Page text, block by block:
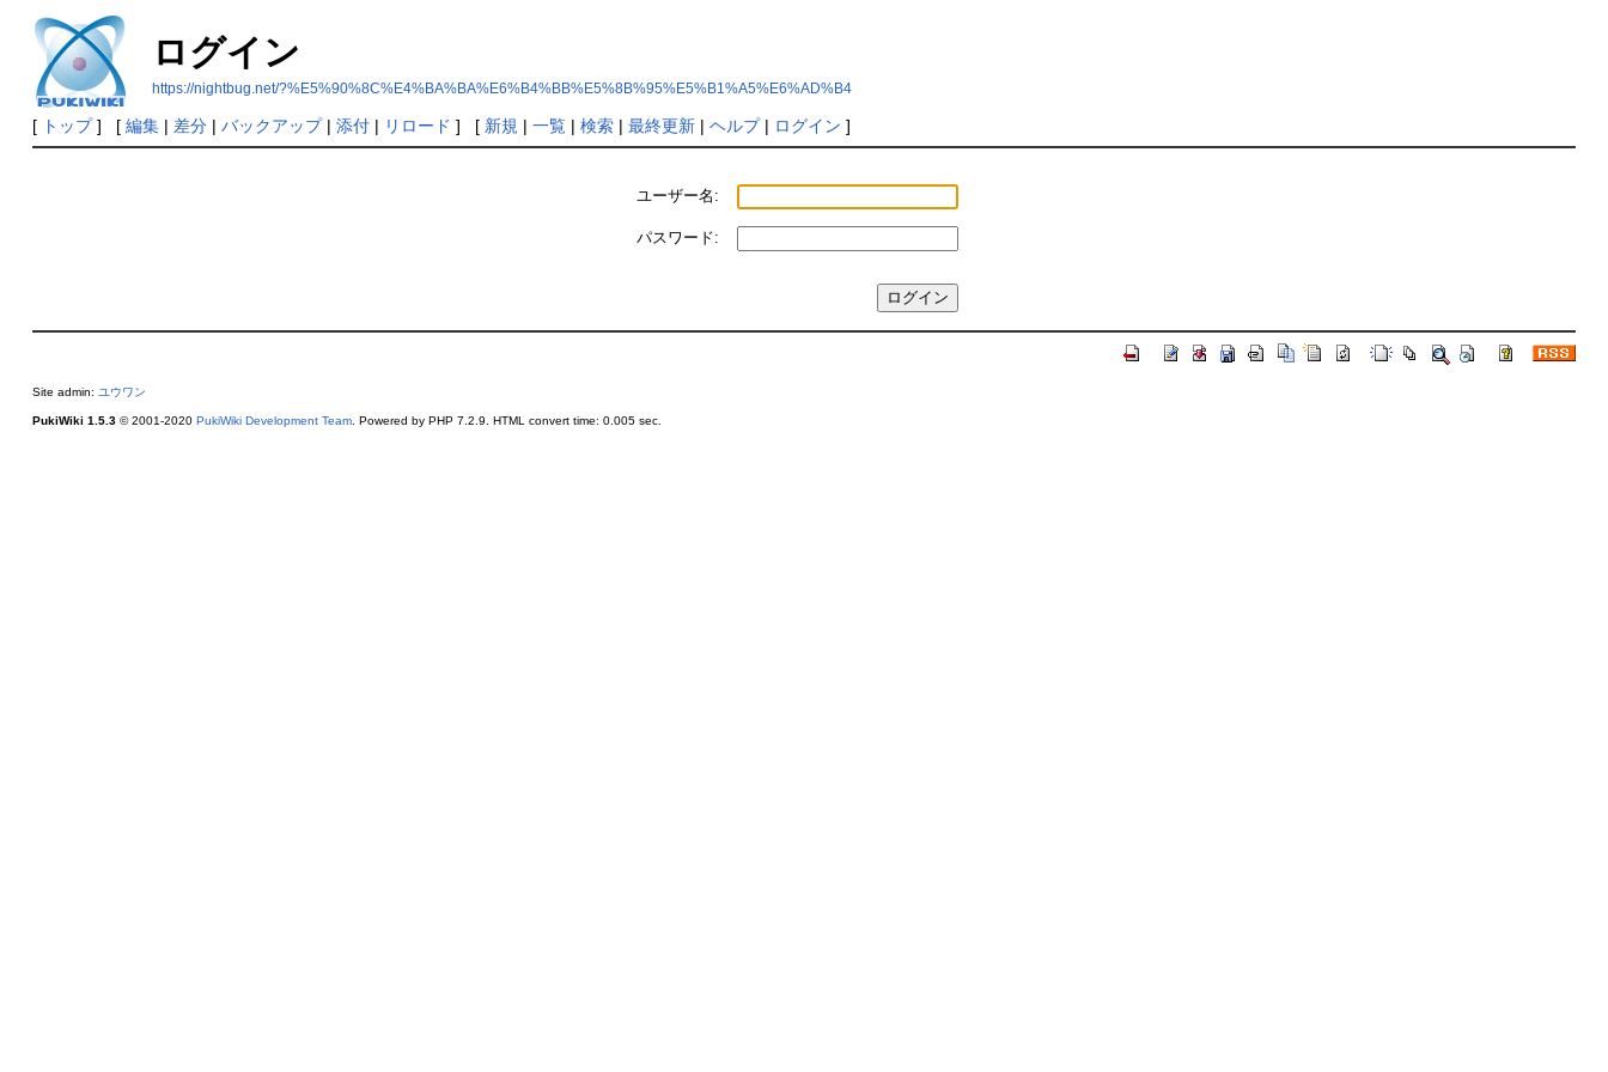
ログイン
https://nightbug.net/?%E5%90%8C%E4%BA%BA%E6%B4%BB%E5%8B%95%E5%B1%A5%E6%AD%B4
[ トップ] [ 編集| 差分| バックアップ| 添付| リロード ] [ 新規 | 一覧| 検索| 最終更新| ヘルプ| ログイン ]
ユーザー名:
パスワード:
Site admin: ユウワン
PukiWiki 1.5.3© 2001-2020 PukiWiki Development Team. Powered by PHP 7.2.9. HTML convert time: 0.005 sec.